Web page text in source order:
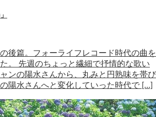
後篇。フォーライフレコード時代の曲を
。 先週のちょっと繊細で抒情的な歌い
ンの陽水さんから、丸みと円熟味を帯び
陽水さんへと変化していった時代で […]